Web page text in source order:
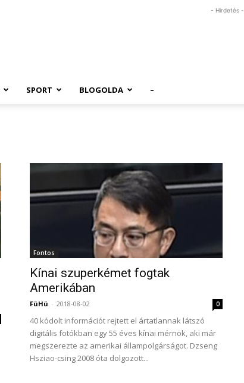
- Hirdetés -
SPORT BLOGOLDA –
Fontos
Kínai szuperkémet fogtak
Amerikában
FüHü - 2018-08-02 0
40 kódolt információt rejtett el ártatlannak látszó
digitális fotókban egy 55 éves kínai mérnök, aki már
megszerezte az amerikai állampolgárságot. Dzseng
Hsziao-csing 2008 óta dolgozott...